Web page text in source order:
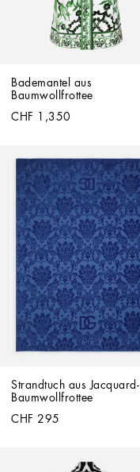
Bademantel aus
Baumwollfrottee
CHF 1,350
Strandtuch aus Jacquard-
Baumwollfrottee
CHF 295